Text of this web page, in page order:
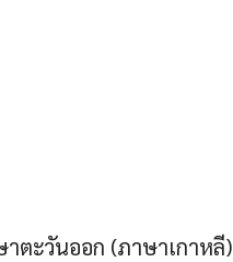
ตะวันออก (ภาษาเกาหลี)